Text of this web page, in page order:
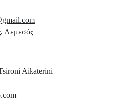
Λεμεσός
Aikaterini